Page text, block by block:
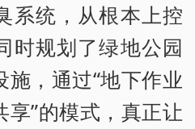
系统，从根本上控
时规划了绿地公园
，通过“地下作业
”的模式，真正让